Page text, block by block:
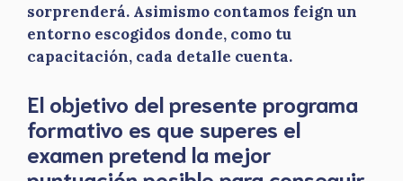
sorprenderá. Asimismo contamos feign un
entorno escogidos donde, como tu
capacitación, cada detalle cuenta.
El objetivo del presente programa
formativo es que superes el
examen pretend la mejor